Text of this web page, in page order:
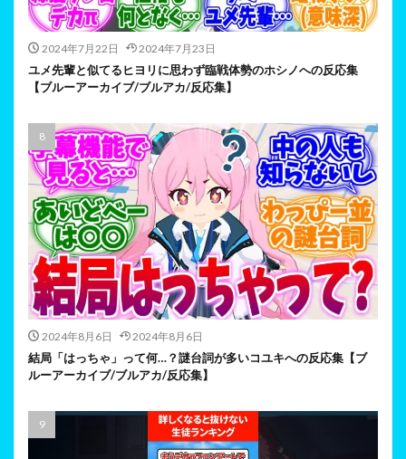
2024年7月22日 2024年7月23日
ユメ先輩と似てるヒヨリに思わず臨戦体勢のホシノへの反応集
【ブルーアーカイブ/ブルアカ/反応集】
2024年8月6日 2024年8月6日
結局「はっちゃ」って何…？謎台詞が多いコユキへの反応集【ブ
ルーアーカイブ/ブルアカ/反応集】